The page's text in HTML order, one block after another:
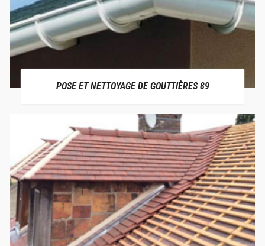
POSE ET NETTOYAGE DE GOUTTIÈRES 89